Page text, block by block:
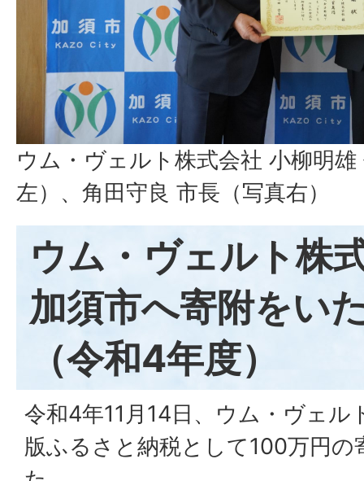
ウム・ヴェルト株式会社 小柳明
左）、角田守良 市長（写真右）
ウム・ヴェルト株
加須市へ寄附をい
（令和4年度）
令和4年11月14日、ウム・ヴェル
版ふるさと納税として100万円